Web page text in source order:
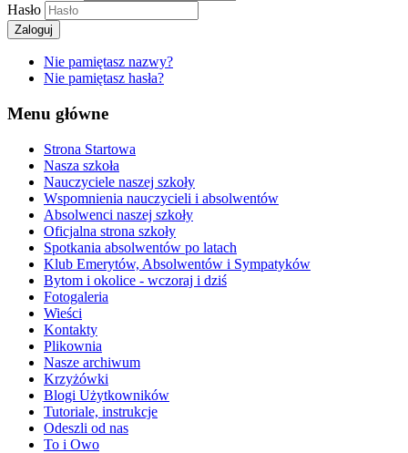
Hasło
Zaloguj
Nie pamiętasz nazwy?
Nie pamiętasz hasła?
Menu główne
Strona Startowa
Nasza szkoła
Nauczyciele naszej szkoły
Wspomnienia nauczycieli i absolwentów
Absolwenci naszej szkoły
Oficjalna strona szkoły
Spotkania absolwentów po latach
Klub Emerytów, Absolwentów i Sympatyków
Bytom i okolice - wczoraj i dziś
Fotogaleria
Wieści
Kontakty
Plikownia
Nasze archiwum
Krzyżówki
Blogi Użytkowników
Tutoriale, instrukcje
Odeszli od nas
To i Owo